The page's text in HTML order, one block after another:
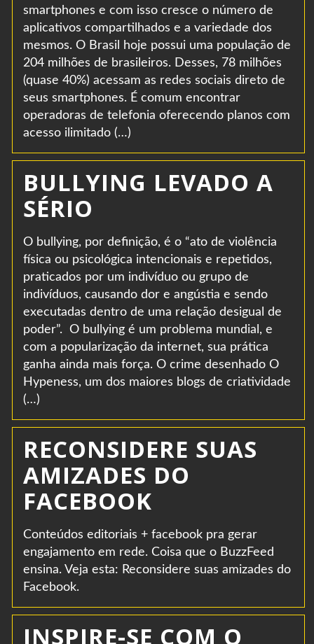
smartphones e com isso cresce o número de
aplicativos compartilhados e a variedade dos
mesmos. O Brasil hoje possui uma população de
204 milhões de brasileiros. Desses, 78 milhões
(quase 40%) acessam as redes sociais direto de
seus smartphones. É comum encontrar
operadoras de telefonia oferecendo planos com
acesso ilimitado (…)
BULLYING LEVADO A
SÉRIO
O bullying, por definição, é o “ato de violência
física ou psicológica intencionais e repetidos,
praticados por um indivíduo ou grupo de
indivíduos, causando dor e angústia e sendo
executadas dentro de uma relação desigual de
poder”. O bullying é um problema mundial, e
com a popularização da internet, sua prática
ganha ainda mais força. O crime desenhado O
Hypeness, um dos maiores blogs de criatividade
(…)
RECONSIDERE SUAS
AMIZADES DO
FACEBOOK
Conteúdos editoriais + facebook pra gerar
engajamento em rede. Coisa que o BuzzFeed
ensina. Veja esta: Reconsidere suas amizades do
Facebook.
INSPIRE-SE COM O